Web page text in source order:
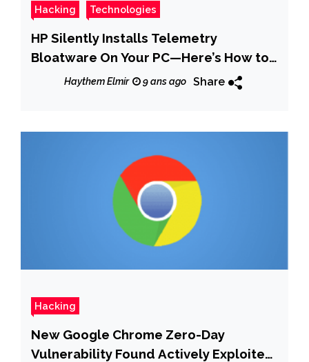
Hacking Technologies
HP Silently Installs Telemetry
Bloatware On Your PC—Here’s How to
Remove It
Haythem Elmir 9 ans ago Share
Hacking
New Google Chrome Zero-Day
Vulnerability Found Actively Exploited